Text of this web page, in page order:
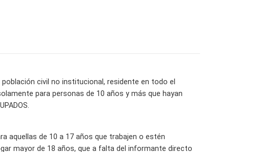
civil no institucional, residente en todo el
para personas de 10 años y más que hayan
aquellas de 10 a 17 años que trabajen o estén
mayor de 18 años, que a falta del informante directo